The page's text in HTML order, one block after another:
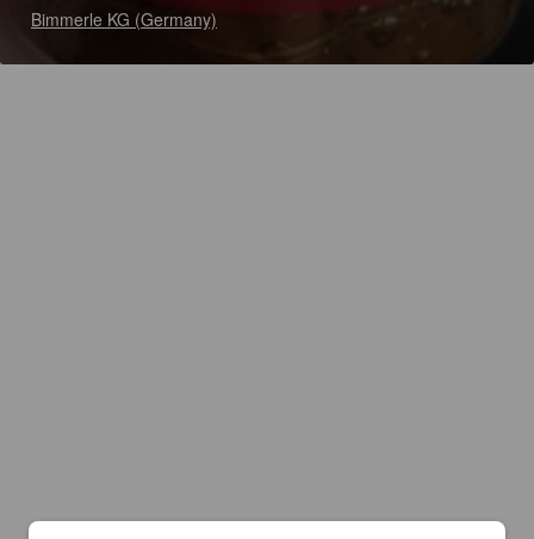
Bimmerle KG (Germany)